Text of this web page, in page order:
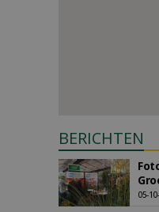
BERICHTEN
05-